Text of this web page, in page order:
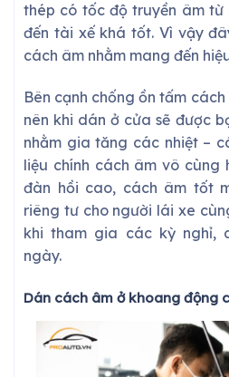
thép có tốc độ truyền âm
đến tài xế khá tốt. Vì vậy
cách âm nhằm mang đến
Bên cạnh chống ồn tấm
nên khi dán ở cửa sẽ được
nhằm gia tăng các nhiệt –
liệu chính cách âm vô cùng
đàn hồi cao, cách âm tốt
riêng tư cho người lái xe
khi tham gia các kỳ nghỉ,
ngày.
Dán cách âm ở khoang động